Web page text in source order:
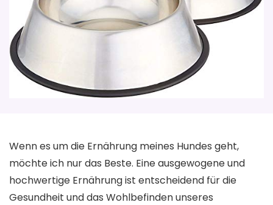
Wenn es um die Ernährung meines Hundes geht,
möchte ich nur das Beste. Eine ausgewogene und
hochwertige Ernährung ist entscheidend für die
Gesundheit und das Wohlbefinden unseres